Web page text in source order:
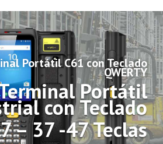
Portátil C61 con Teclado
QWERTY
Portátil
con Teclado
– 37 -47 Teclas